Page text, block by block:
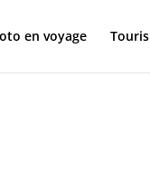
en voyage